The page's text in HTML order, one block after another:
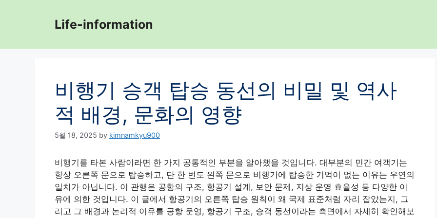
Life-information
비행기 승객 탑승 동선의 비밀 및 역사
적 배경, 문화의 영향
5월 18, 2025 by kimnamkyu900
비행기를 타본 사람이라면 한 가지 공통적인 부분을 알아챘을 것입니다. 대부분의 민간 여객기는
항상 오른쪽 문으로 탑승하고, 단 한 번도 왼쪽 문으로 비행기에 탑승한 기억이 없는 이유는 우연의
일치가 아닙니다. 이 관행은 공항의 구조, 항공기 설계, 보안 문제, 지상 운영 효율성 등 다양한 이
유에 의한 것입니다. 이 글에서 항공기의 오른쪽 탑승 원칙이 왜 국제 표준처럼 자리 잡았는지, 그
리고 그 배경과 논리적 이유를 공항 운영, 항공기 구조, 승객 동선이라는 측면에서 자세히 확인해보